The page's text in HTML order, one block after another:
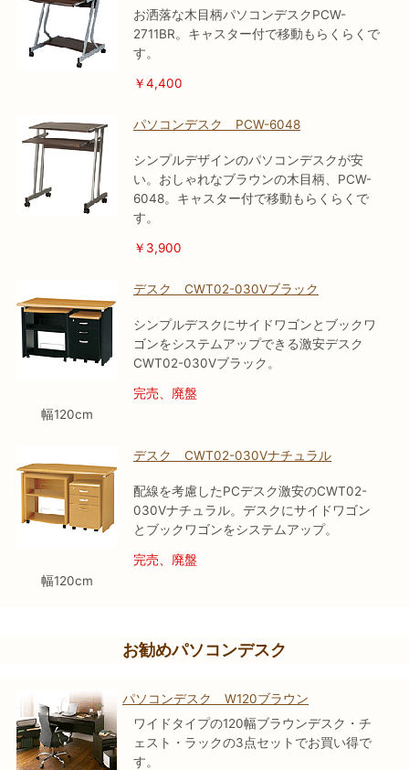
お洒落な木目柄パソコンデスクPCW-
2711BR。キャスター付で移動もらくらくで
す。
￥4,400
パソコンデスク PCW-6048
シンプルデザインのパソコンデスクが安
い。おしゃれなブラウンの木目柄、PCW-
6048。キャスター付で移動もらくらくで
す。
￥3,900
幅120cm
デスク CWT02-030Vブラック
シンプルデスクにサイドワゴンとブックワ
ゴンをシステムアップできる激安デスク
CWT02-030Vブラック。
完売、廃盤
幅120cm
デスク CWT02-030Vナチュラル
配線を考慮したPCデスク激安のCWT02-
030Vナチュラル。デスクにサイドワゴン
とブックワゴンをシステムアップ。
完売、廃盤
お勧めパソコンデスク
パソコンデスク W120ブラウン
ワイドタイプの120幅ブラウンデスク・チ
ェスト・ラックの3点セットでお買い得で
す。